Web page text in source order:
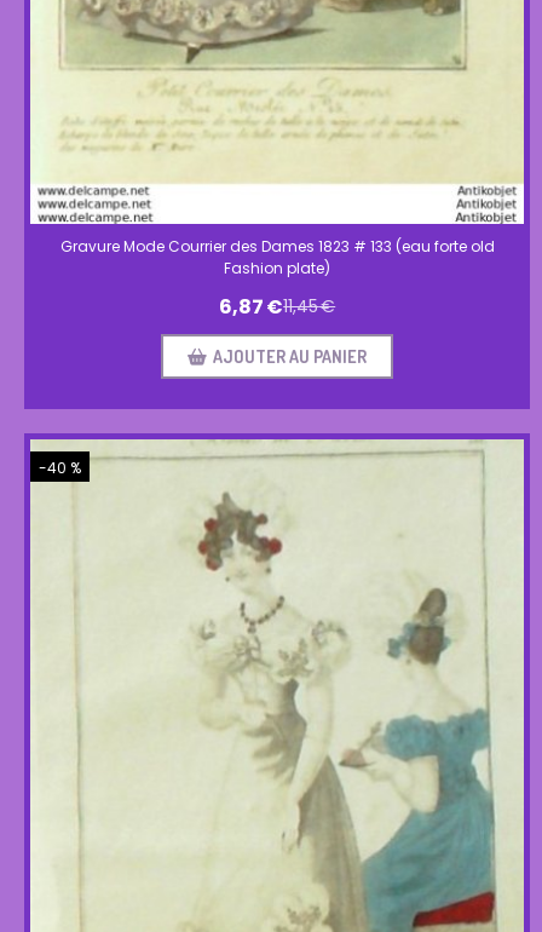
Gravure Mode Courrier des Dames 1823 # 133 (eau forte old
Fashion plate)
6,87€11,45€
AJOUTER AU PANIER
-40 %